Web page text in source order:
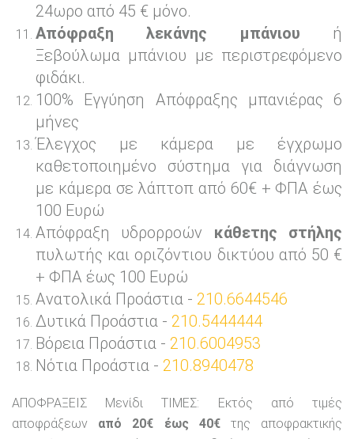
24ωρο από 45 € μόνο.
Απόφραξη λεκάνης μπάνιου ή
Ξεβούλωμα μπάνιου με περιστρεφόμενο
φιδάκι.
100% Εγγύηση Απόφραξης μπανιέρας 6
μήνες
Έλεγχος με κάμερα με έγχρωμο
καθετοποιημένο σύστημα για διάγνωση
με κάμερα σε λάπτοπ από 60€ + ΦΠΑ έως
100 Ευρώ
Απόφραξη υδρορροών κάθετης στήλης
πυλωτής και οριζόντιου δικτύου από 50 €
+ ΦΠΑ έως 100 Ευρώ
Ανατολικά Προάστια - 210.6644546
Δυτικά Προάστια - 210.5444444
Βόρεια Προάστια - 210.6004953
Νότια Προάστια - 210.8940478
ΑΠΟΦΡΑΞΕΙΣ Μενίδι ΤΙΜΕΣ: Εκτός από τιμές
αποφράξεων από 20€ έως 40€της αποφρακτικής